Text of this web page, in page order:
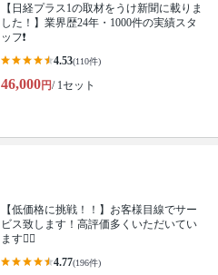
【日経プラス1の取材をうけ新聞に載りま
した！】業界歴24年・1000件の実績スタ
ッフ❗️
4.53(110件)
46,000円/ 1セット
【低価格に挑戦！！】お客様目線でサー
ビス致します！高評価多くいただいてい
ます🙆‍♂️
4.77(196件)